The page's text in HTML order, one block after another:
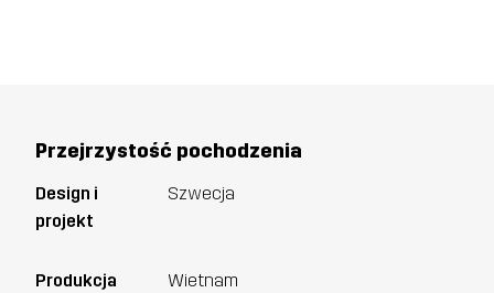
Przejrzystość pochodzenia
Design i
projekt
Szwecja
Produkcja
Wietnam